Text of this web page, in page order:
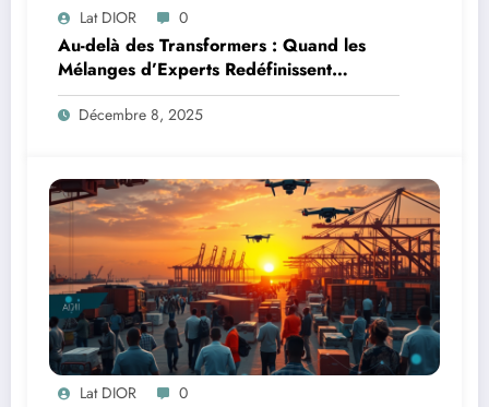
Lat DIOR 0
Au-delà des Transformers : Quand les
Mélanges d’Experts Redéfinissent
l’Efficacité de l’IA
Décembre 8, 2025
Lat DIOR 0